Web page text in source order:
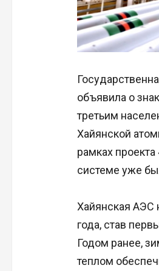
объявила о
третьим
Хайянской
рамках
системе уже
Хайянская АЭС
года, став
Годом ранее,
теплом